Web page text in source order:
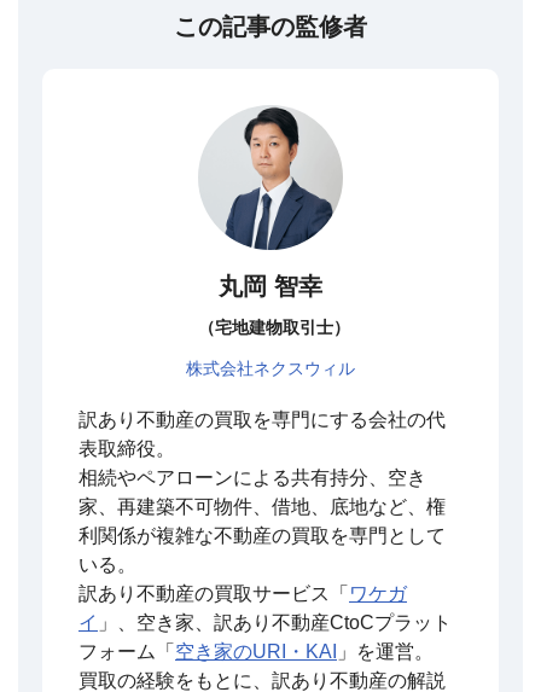
この記事の監修者
丸岡 智幸
（宅地建物取引士）
株式会社ネクスウィル
訳あり不動産の買取を専門にする会社の代
表取締役。
相続やペアローンによる共有持分、空き
家、再建築不可物件、借地、底地など、権
利関係が複雑な不動産の買取を専門として
いる。
訳あり不動産の買取サービス「 ワケガ
イ 」、空き家、訳あり不動産CtoCプラット
フォーム「 空き家のURI・KAI 」を運営。
買取の経験をもとに、訳あり不動産の解説